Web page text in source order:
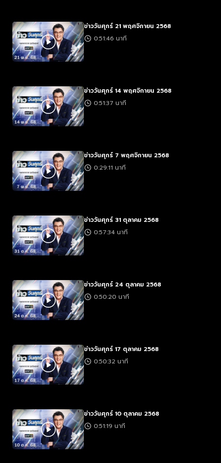
ข่าววันศุกร์ 21 พฤศจิกายน 2568
0:51:46 นาที
ข่าววันศุกร์ 14 พฤศจิกายน 2568
0:51:37 นาที
ข่าววันศุกร์ 7 พฤศจิกายน 2568
0:29:11 นาที
ข่าววันศุกร์ 31 ตุลาคม 2568
0:57:34 นาที
ข่าววันศุกร์ 24 ตุลาคม 2568
0:50:20 นาที
ข่าววันศุกร์ 17 ตุลาคม 2568
0:50:32 นาที
ข่าววันศุกร์ 10 ตุลาคม 2568
0:51:19 นาที